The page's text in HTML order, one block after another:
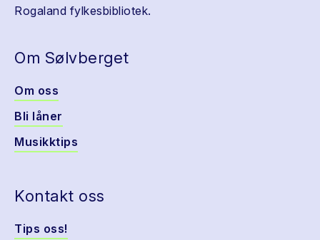
Rogaland fylkesbibliotek.
Om Sølvberget
Om oss
Bli låner
Musikktips
Kontakt oss
Tips oss!